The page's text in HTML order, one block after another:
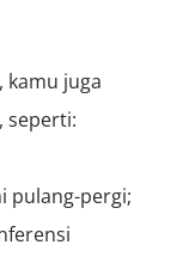
kamu juga
seperti:
pulang-pergi;